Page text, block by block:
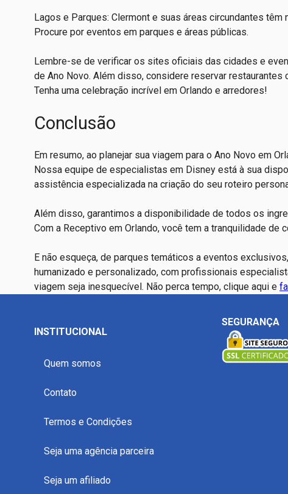
Lagos e Parques: Clermont e suas áreas circundantes
Procure por eventos em parques e áreas públicas.
Lembre-se de verificar os sites oficiais das cidades e
de Ano Novo. Além disso, considere reservar
Tenha uma celebração incrível em Orlando e arredores!
Conclusão
Em resumo, ao planejar sua viagem para o Ano Novo em
Nossa equipe de especialistas em Disney está à sua
assistência especializada na criação do seu roteiro
Além disso, garantimos a disponibilidade de todos os
Com a Receptivo em Orlando, você tem a tranquilidade
E não esqueça, de parques temáticos a eventos exclusivos
humanizado e personalizado, com profissionais
viagem seja inesquecível. Não perca tempo, clique aqui e
INSTITUCIONAL
Quem somos
Contato
Termos e Condições
Seja uma agência parceira
Seja um afiliado
SEGURANÇA